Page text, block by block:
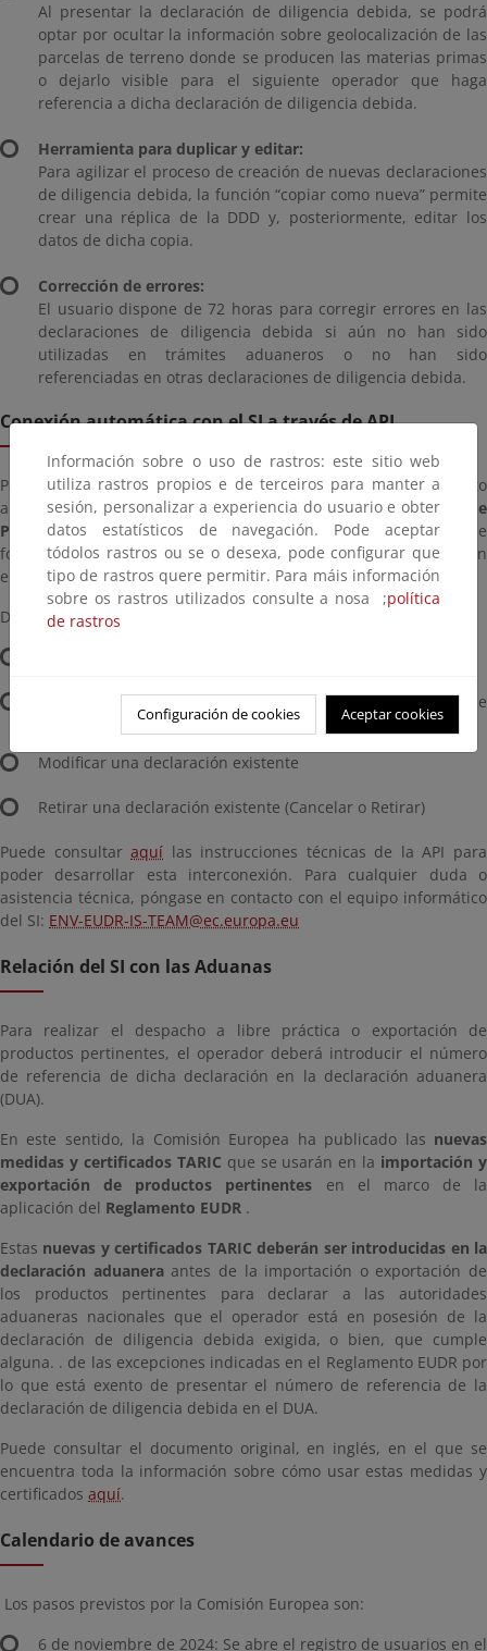
Al presentar la declaración de diligencia debida, se podrá
optar por ocultar la información sobre geolocalización de las
parcelas de terreno donde se producen las materias primas
o dejarlo visible para el siguiente operador que haga
referencia a dicha declaración de diligencia debida.
Herramienta para duplicar y editar:
Para agilizar el proceso de creación de nuevas declaraciones
de diligencia debida, la función “copiar como nueva” permite
crear una réplica de la DDD y, posteriormente, editar los
datos de dicha copia.
Corrección de errores:
El usuario dispone de 72 horas para corregir errores en las
declaraciones de diligencia debida si aún no han sido
utilizadas en trámites aduaneros o no han sido
referenciadas en otras declaraciones de diligencia debida.
Conexión automática con el SI a través de API
Para facilitar la interoperabilidad, la Comisión Europea ha puesto
a disposición de los operadores económicos unaAPI (Interfaz de
Programación de Aplicaciones)para poder gestionar sus DDD de
forma masiva utilizando una conexión de máquina a máquina con
el SI.
Desde la conexión API está permitida:
Recuperar la información de la declaración (número de
referencia y estado)
Modificar una declaración existente
Retirar una declaración existente (Cancelar o Retirar)
Puede consultaraquí las instrucciones técnicas de la API para
poder desarrollar esta interconexión. Para cualquier duda o
asistencia técnica, póngase en contacto con el equipo informático
del SI: ENV-EUDR-IS-TEAM@ec.europa.eu
Relación del SI con las Aduanas
Para realizar el despacho a libre práctica o exportación de
productos pertinentes, el operador deberá introducir el número
de referencia de dicha declaración en la declaración aduanera
(DUA).
En este sentido, la Comisión Europea ha publicado las nuevas
medidas y certificados TARIC que se usarán en la importación y
exportación de productos pertinentes en el marco de la
aplicación del Reglamento EUDR .
Estas nuevas y certificados TARIC deberán ser introducidas en la
declaración aduaneraantes de la importación o exportación de
los productos pertinentes para declarar a las autoridades
aduaneras nacionales que el operador está en posesión de la
declaración de diligencia debida exigida, o bien, que cumple
alguna. . de las excepciones indicadas en el Reglamento EUDR por
lo que está exento de presentar el número de referencia de la
declaración de diligencia debida en el DUA.
Puede consultar el documento original, en inglés, en el que se
encuentra toda la información sobre cómo usar estas medidas y
certificados aquí.
Calendario de avances
Los pasos previstos por la Comisión Europea son:
6 de noviembre de 2024: Se abre el registro de usuarios en el
Información sobre o uso de rastros: este sitio web
utiliza rastros propios e de terceiros para manter a
sesión, personalizar a experiencia do usuario e obter
datos estatísticos de navegación. Pode aceptar
tódolos rastros ou se o desexa, pode configurar que
tipo de rastros quere permitir. Para máis información
sobre os rastros utilizados consulte a nosa ;política
de rastros
Configuración de cookies Aceptar cookies